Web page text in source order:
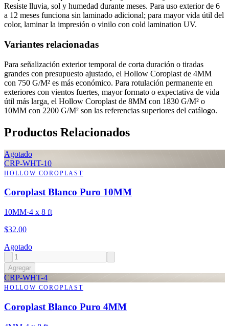
Resiste lluvia, sol y humedad durante meses. Para uso exterior de 6
a 12 meses funciona sin laminado adicional; para mayor vida útil del
color, laminar la impresión o vinilo con cold lamination UV.
Variantes relacionadas
Para señalización exterior temporal de corta duración o tiradas
grandes con presupuesto ajustado, el Hollow Coroplast de 4MM
con 750 G/M² es más económico. Para rotulación permanente en
exteriores con vientos fuertes, mayor formato o expectativa de vida
útil más larga, el Hollow Coroplast de 8MM con 1830 G/M² o
10MM con 2200 G/M² son las referencias superiores del catálogo.
Productos Relacionados
Agotado
CRP-WHT-10
HOLLOW COROPLAST
Coroplast Blanco Puro 10MM
10MM·4 x 8 ft
$32.00
Agotado
Agregar
CRP-WHT-4
HOLLOW COROPLAST
Coroplast Blanco Puro 4MM